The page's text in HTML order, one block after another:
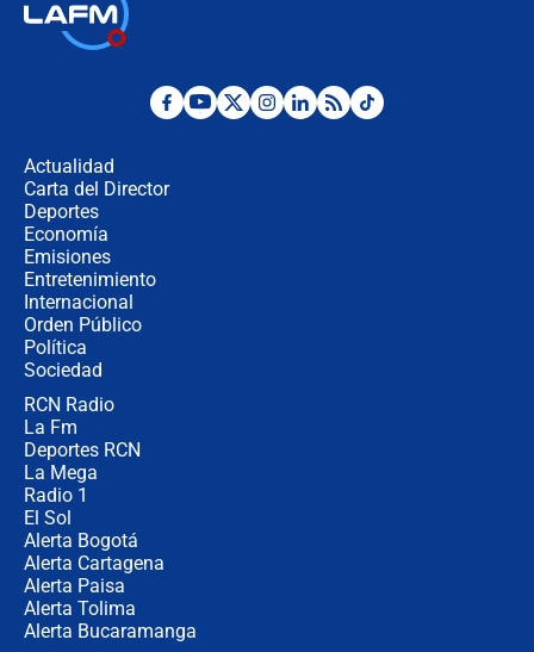
Posesión de Abelardo De La Espriella
Actualidad
Carta del Director
Deportes
Economía
Emisiones
Entretenimiento
Internacional
Orden Público
Política
Sociedad
RCN Radio
La Fm
Deportes RCN
La Mega
Radio 1
El Sol
Alerta Bogotá
Alerta Cartagena
Alerta Paisa
Alerta Tolima
Alerta Bucaramanga